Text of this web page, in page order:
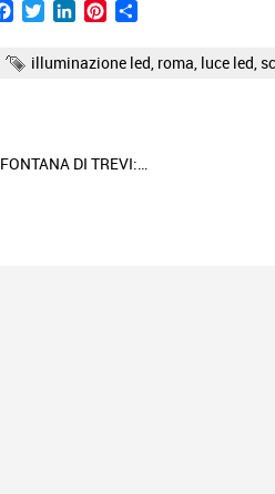
Facebook
TwitterLinkedInPinterestCondividi
illuminazione led, roma, luce led,
FONTANA DI TREVI:…